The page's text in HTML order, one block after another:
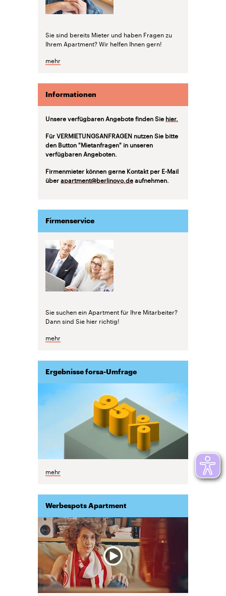
Sie sind bereits Mieter und haben Fragen zu
Ihrem Apartment? Wir helfen Ihnen gern!
mehr
Informationen
Unsere verfügbaren Angebote finden Sie hier.
Für VERMIETUNGSANFRAGEN nutzen Sie bitte
den Button "Mietanfragen" in unseren
verfügbaren Angeboten.
Firmenmieter können gerne Kontakt per E-Mail
überapartment@berlinovo.deaufnehmen.
Firmenservice
Sie suchen ein Apartment für Ihre Mitarbeiter?
Dann sind Sie hier richtig!
mehr
Ergebnisse forsa-Umfrage
mehr
Werbespots Apartment